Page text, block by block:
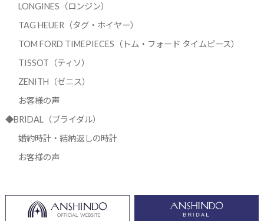
LONGINES（ロンジン）
TAG HEUER（タグ・ホイヤー）
TOM FORD TIMEPIECES（トム・フォード タイムピース）
TISSOT（ティソ）
ZENITH（ゼニス）
お客様の声
◆BRIDAL（ブライダル）
婚約時計・結納返しの時計
お客様の声